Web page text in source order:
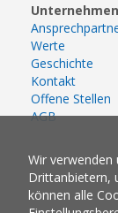
Unternehmen
Werte
Geschichte
Kontakt
Offene Stellen
AGB
Wir verwenden
Drittanbietern,
können alle